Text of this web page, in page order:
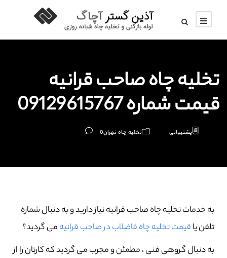
تخلیه چاه صاحب‌ قرانیه
قیمت شماره 09129615767
پشتیبانی تخلیه چاه تهران0
به خدمات تخلیه چاه صاحب‌ قرانیه نیاز دارید و به دنبال شماره
تلفن یاقیمت تخلیه چاه فاضلاب در صاحب‌ قرانیهمی گردید؟
به دنبال گروهی فنی ، مطمئن و مجرب می گردید که کارتان را از